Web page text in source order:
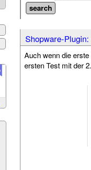
Shopware-
Auch wenn die
ersten Test mit der